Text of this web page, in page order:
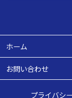
ホーム
お問い合わせ
プライバシ